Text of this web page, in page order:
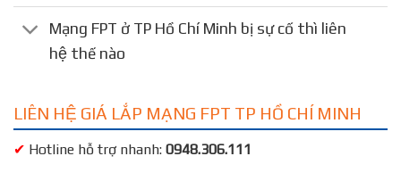
Mạng FPT ở TP Hồ Chí Minh bị sự cố thì liên
hệ thế nào
LIÊN HỆ GIÁ LẮP MẠNG FPT TP HỒ CHÍ MINH
✔ Hotline hỗ trợ nhanh: 0948.306.111